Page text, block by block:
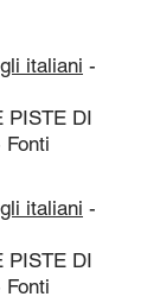
italiani -
PISTE DI
Fonti
italiani -
PISTE DI
Fonti